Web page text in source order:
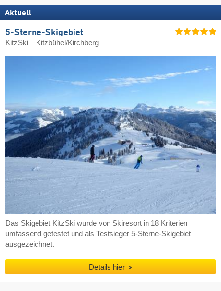
Aktuell
5-Sterne-Skigebiet
KitzSki – Kitzbühel/​Kirchberg
Das Skigebiet KitzSki wurde von Skiresort in 18 Kriterien
umfassend getestet und als Testsieger 5-Sterne-Skigebiet
ausgezeichnet.
Details hier